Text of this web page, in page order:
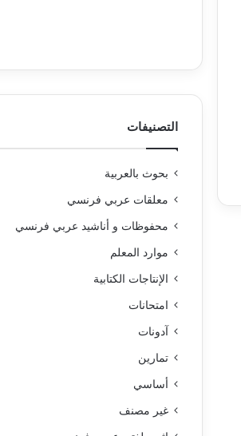
التصنيفات
بحوث بالعربية
معلقات عربي فرنسي
محفوظات و أناشيد عربي فرنسي
موارد المعلم
الإنتاجات الكتابية
امتحانات
آدونات
تمارين
أساسي
غير مصنف